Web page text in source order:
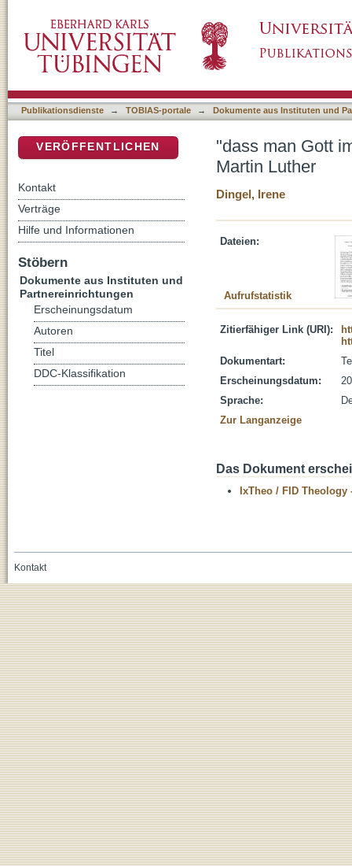
Publikationsdienste → TOBIAS-portale → Dokumente aus Instituten und
"dass man Gott
Martin Luther
Dingel, Irene
Dateien:
Aufrufstatistik
Zitierfähiger Link (URI):
Dokumentart:
Erscheinungsdatum:
Sprache:
Zur Langanzeige
Das Dokument
IxTheo / FID Theology
VERÖFFENTLICHEN
Kontakt
Verträge
Hilfe und Informationen
Stöbern
Dokumente aus Instituten und
Partnereinrichtungen
Erscheinungsdatum
Autoren
Titel
DDC-Klassifikation
Kontakt